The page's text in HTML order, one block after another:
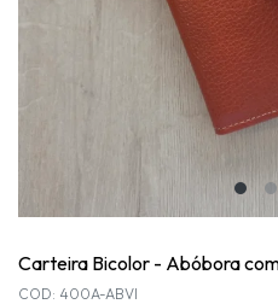
Carteira Bicolor - Abóbora
COD: 400A-ABVI